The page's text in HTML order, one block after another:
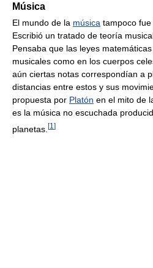
Música
El mundo de la música tampoco fue
Escribió un tratado de teoría
Pensaba que las leyes
musicales como en los cuerpos
aún ciertas notas correspondían a
distancias entre estos y sus
propuesta por Platón en el mito de
es la música no escuchada
planetas. [1 ]